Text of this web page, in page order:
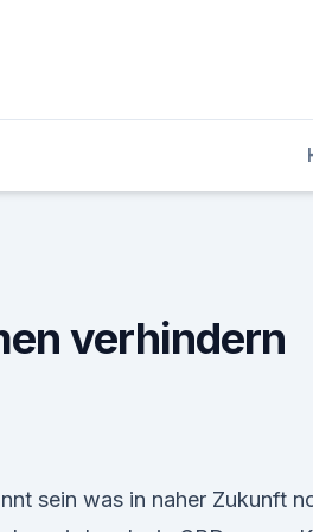
verhindern
sein was in naher Zukunft